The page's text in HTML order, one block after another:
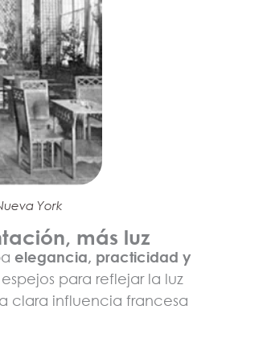
York
más luz
elegancia, practicidad y
para reflejar la luz
clara influencia francesa